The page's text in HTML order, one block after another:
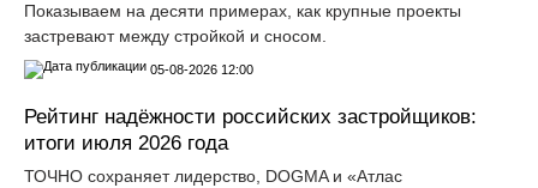
Показываем на десяти примерах, как крупные проекты
застревают между стройкой и сносом.
05-08-2026 12:00
Рейтинг надёжности российских застройщиков:
итоги июля 2026 года
ТОЧНО сохраняет лидерство, DOGMA и «Атлас